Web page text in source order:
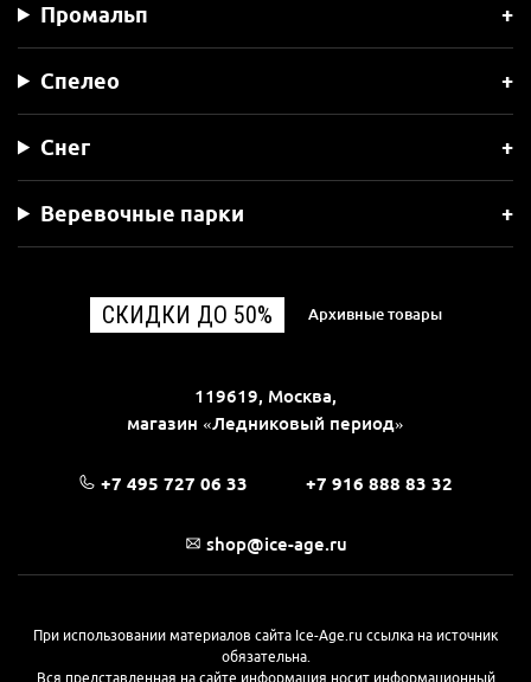
Промальп
Спелео
Снег
Веревочные парки
СКИДКИ ДО 50% Архивные товары
119619, Москва,
магазин «Ледниковый период»
+7 495 727 06 33 +7 916 888 83 32
shop@ice-age.ru
При использовании материалов сайта Ice-Age.ru ссылка на источник
обязательна.
Вся представленная на сайте информация носит информационный